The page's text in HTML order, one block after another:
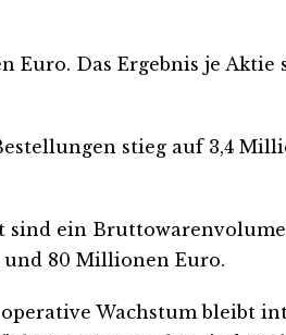
Euro. Das Ergebnis je
stieg auf 3,4
sind ein
80 Millionen Euro.
Wachstum bleibt